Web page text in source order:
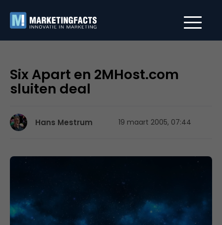
Six Apart en 2MHost.com
sluiten deal
Hans Mestrum 19 maart 2005, 07:44